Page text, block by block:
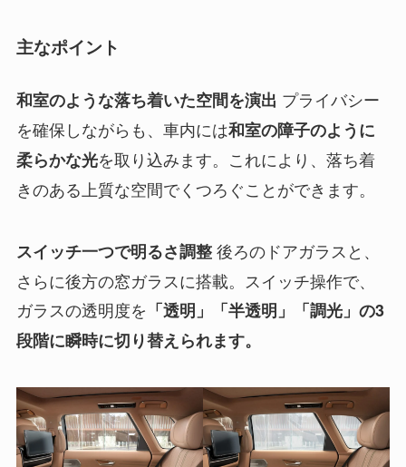
主なポイント
和室のような落ち着いた空間を演出 プライバシー
を確保しながらも、車内には和室の障子のように
柔らかな光を取り込みます。これにより、落ち着
きのある上質な空間でくつろぐことができます。
スイッチ一つで明るさ調整後ろのドアガラスと、
さらに後方の窓ガラスに搭載。スイッチ操作で、
ガラスの透明度を 「透明」「半透明」「調光」の3
段階に瞬時に切り替えられます。